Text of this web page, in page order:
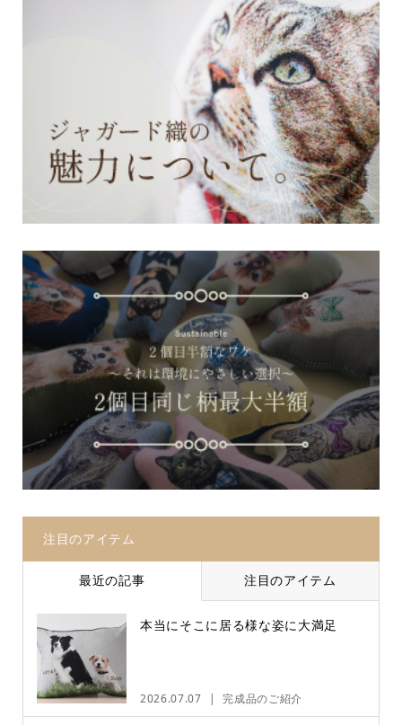
注目のアイテム
最近の記事 注目のアイテム
本当にそこに居る様な姿に大満足
2026.07.07 完成品のご紹介